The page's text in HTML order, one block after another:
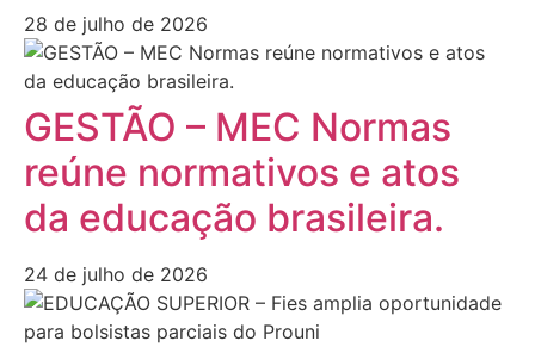
28 de julho de 2026
GESTÃO – MEC Normas
reúne normativos e atos
da educação brasileira.
24 de julho de 2026